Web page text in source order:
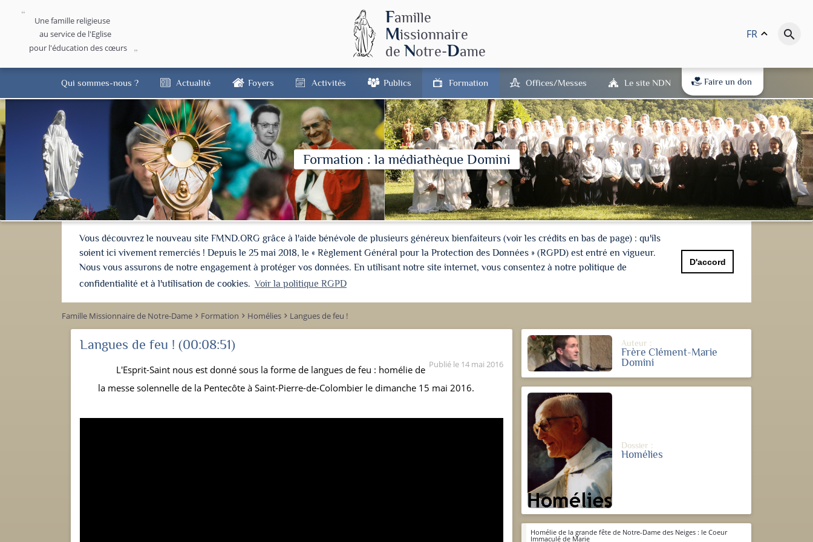
Une famille religieuse
au service de l'Eglise
pour l'éducation des cœurs
Famille
Missionnaire
de Notre-Dame
FR keyboard_arrow_up search
Qui sommes-nous ? Actualité Foyers Activités Publics Formation Offices/Messes Le site NDN Faire un don
Formation : la médiathèque Domini
Vous découvrez le nouveau site FMND.ORG grâce à l'aide bénévole de plusieurs généreux bienfaiteurs (voir les crédits en bas de page) : qu'ils
soient ici vivement remerciés ! Depuis le 25 mai 2018, le « Règlement Général pour la Protection des Données » (RGPD) est entré en vigueur.
Nous vous assurons de notre engagement à protéger vos données. En utilisant notre site internet, vous consentez à notre politique de
confidentialité et à l'utilisation de cookies. Voir la politique RGPD
D'accord
Famille Missionnaire de Notre-Dame keyboard_arrow_right Formation keyboard_arrow_right Homélies keyboard_arrow_right Langues de feu !
Langues de feu ! (00:08:51)
Publié le 14 mai 2016
L'Esprit-Saint nous est donné sous la forme de langues de feu : homélie de
la messe solennelle de la Pentecôte à Saint-Pierre-de-Colombier le dimanche 15 mai 2016.
Auteur :
Frère Clément-Marie
Domini
Dossier :
Homélies
Homélie de la grande fête de Notre-Dame des Neiges : le Coeur
Immaculé de Marie